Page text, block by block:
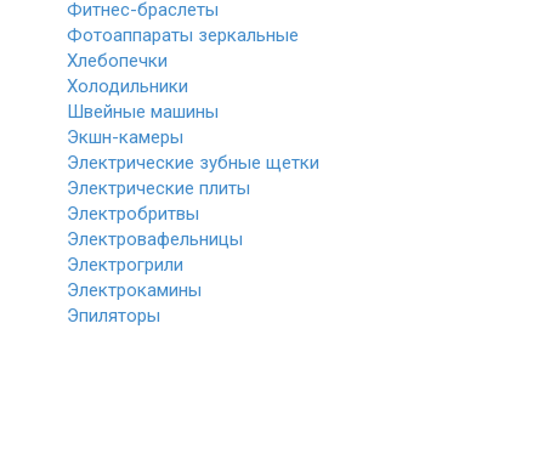
Фитнес-браслеты
Фотоаппараты зеркальные
Хлебопечки
Холодильники
Швейные машины
Экшн-камеры
Электрические зубные щетки
Электрические плиты
Электробритвы
Электровафельницы
Электрогрили
Электрокамины
Эпиляторы